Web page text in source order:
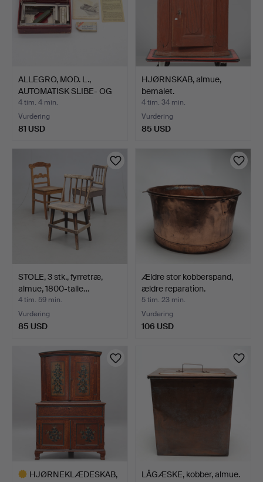
ALLEGRO, MOD. L.,
AUTOMATISK SLIBE- OG
STR…
4 tim. 4 min.
Vurdering
81 USD
HJØRNSKAB, almue,
bemalet.
4 tim. 34 min.
Vurdering
85 USD
STOLE, 3 stk., fyrretræ,
almue, 1800-talle…
4 tim. 59 min.
Vurdering
85 USD
Ældre stor kobberspand,
ældre reparation.
5 tim. 23 min.
Vurdering
106 USD
HJØRNEKLÆDESKAB,
LÅGÆSKE, kobber, almue.